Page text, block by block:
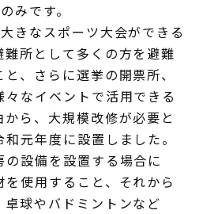
みです。
きなスポーツ大会ができる
所として多くの方を避難
、さらに選挙の開票所、
なイベントで活用できる
ら、大規模改修が必要と
元年度に設置しました。
設備を設置する場合に
使用すること、それから
球やバドミントンなど